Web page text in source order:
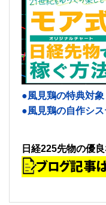
●風見鶏の特典対象
●風見鶏の自作シス
日経225先物の優